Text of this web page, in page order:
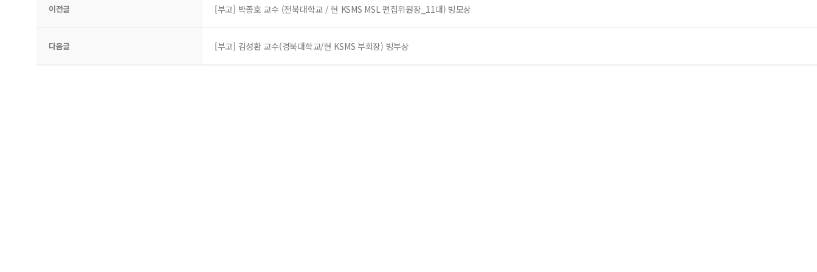
이전글 [부고] 박종호 교수 (전북대학교 / 현 KSMS MSL 편집위원장_11대) 빙모상
다음글 [부고] 김성환 교수(경북대학교/현 KSMS 부회장) 빙부상